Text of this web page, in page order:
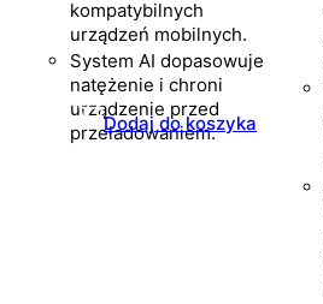
kompatybilnych
urządzeń mobilnych.
System AI dopasowuje
natężenie i chroni
urządzenie przed
przeładowaniem.
Dodaj do koszyka